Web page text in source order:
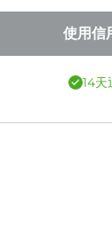
使用信
14天